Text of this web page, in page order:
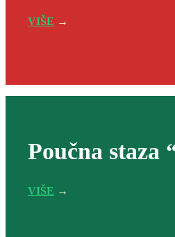
VIŠE →
Poučna staza
VIŠE →